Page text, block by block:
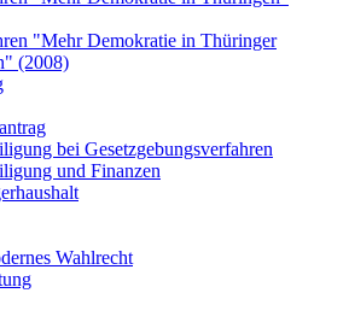
"Mehr Demokratie in Thüringer
(2008)
bei Gesetzgebungsverfahren
und Finanzen
Wahlrecht